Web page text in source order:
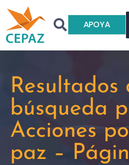
APOYA
Resultados
búsqueda
Acciones
paz –